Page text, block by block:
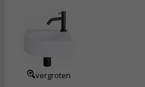
vergroten